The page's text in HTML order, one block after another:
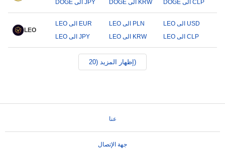
DOGE الى JPY
DOGE الى KRW DOGE الى CLP
LEO
LEO الى EUR LEO الى PLN
LEO الى USD
LEO الى JPY
LEO الى KRW LEO الى CLP
إظهار المزيد (20)
عنا
جهة الإتصال